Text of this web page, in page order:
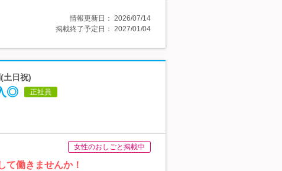
情報更新日： 2026/07/14
掲載終了予定日： 2027/01/04
土日祝)
◎ 正社員
女性のおしごと掲載中
て働きませんか！